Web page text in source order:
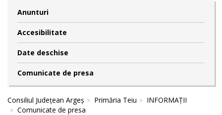
Anunturi
Accesibilitate
Date deschise
Comunicate de presa
Consiliul Județean Argeș Primăria Teiu
INFORMAȚII
Comunicate de presa